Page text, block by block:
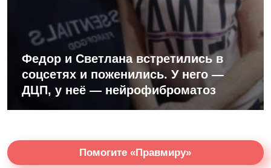
Федор и Светлана встретились в
соцсетях и поженились. У него —
ДЦП, у неё — нейрофиброматоз
Помогите «Правмиру»